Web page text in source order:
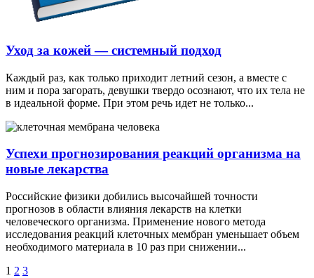
Уход за кожей — системный подход
Каждый раз, как только приходит летний сезон, а вместе с
ним и пора загорать, девушки твердо осознают, что их тела не
в идеальной форме. При этом речь идет не только...
Успехи прогнозирования реакций организма на
новые лекарства
Российские физики добились высочайшей точности
прогнозов в области влияния лекарств на клетки
человеческого организма. Применение нового метода
исследования реакций клеточных мембран уменьшает объем
необходимого материала в 10 раз при снижении...
1 2 3